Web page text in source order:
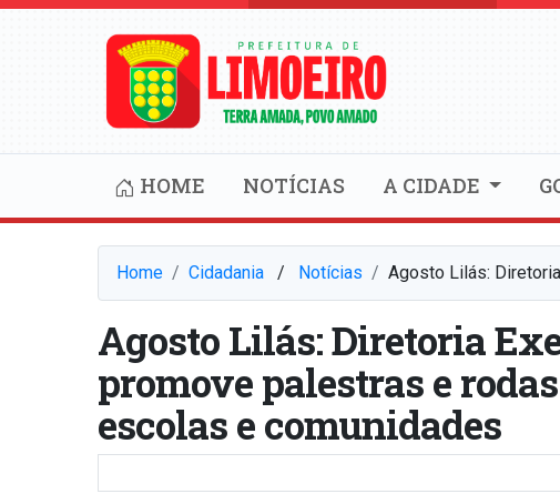
HOME NOTÍCIAS A CIDADE
Home Cidadania⠀/⠀ Notícias Agosto Lilás:
Agosto Lilás: Diretoria
promove palestras e
escolas e comunidades